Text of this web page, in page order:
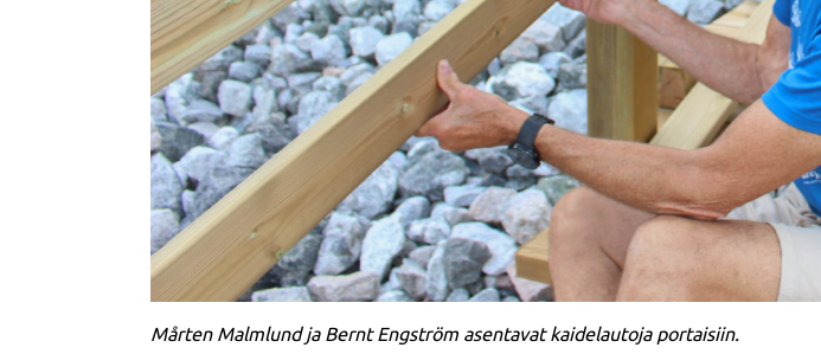
Mårten Malmlund ja Bernt Engström asentavat kaidelautoja portaisiin.